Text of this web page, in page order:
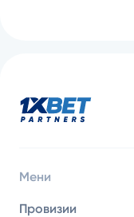
Мени
Провизии